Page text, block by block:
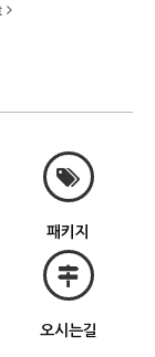
패키지
오시는길